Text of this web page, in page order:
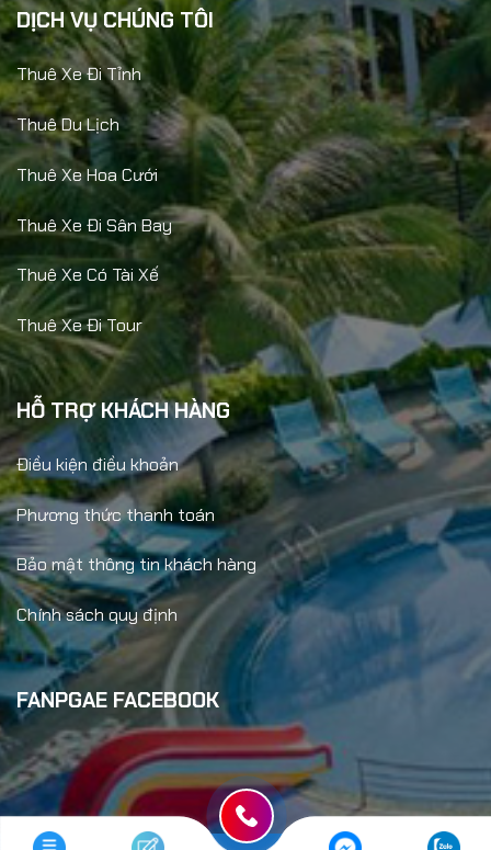
DỊCH VỤ CHÚNG TÔI
Thuê Xe Đi Tỉnh
Thuê Du Lịch
Thuê Xe Hoa Cưới
Thuê Xe Đi Sân Bay
Thuê Xe Có Tài Xế
Thuê Xe Đi Tour
HỖ TRỢ KHÁCH HÀNG
Điều kiện điều khoản
Phương thức thanh toán
Bảo mật thông tin khách hàng
Chính sách quy định
FANPGAE FACEBOOK